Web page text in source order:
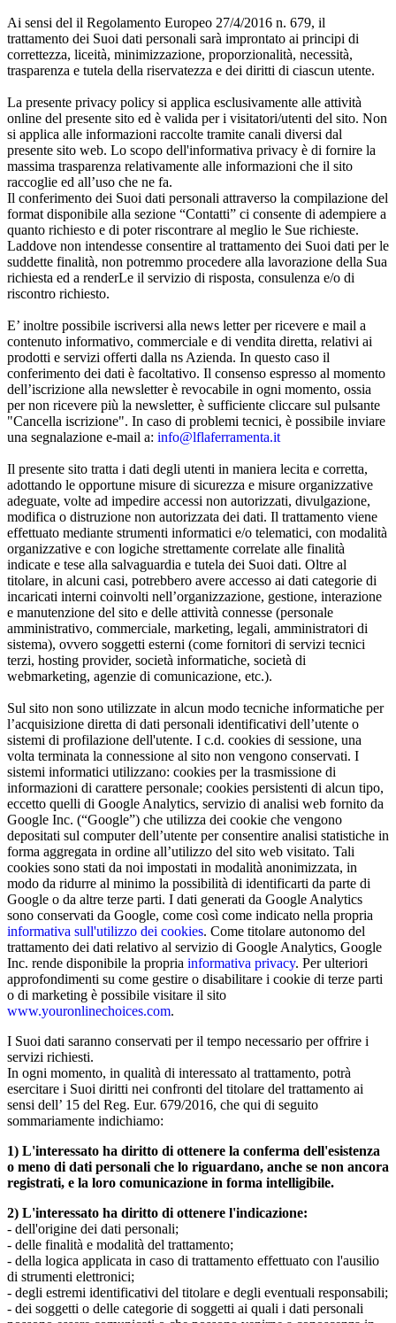
Ai sensi del il Regolamento Europeo 27/4/2016 n. 679, il
trattamento dei Suoi dati personali sarà improntato ai principi di
correttezza, liceità, minimizzazione, proporzionalità, necessità,
trasparenza e tutela della riservatezza e dei diritti di ciascun utente.
La presente privacy policy si applica esclusivamente alle attività
online del presente sito ed è valida per i visitatori/utenti del sito. Non
si applica alle informazioni raccolte tramite canali diversi dal
presente sito web. Lo scopo dell'informativa privacy è di fornire la
massima trasparenza relativamente alle informazioni che il sito
raccoglie ed all’uso che ne fa.
Il conferimento dei Suoi dati personali attraverso la compilazione del
format disponibile alla sezione “Contatti” ci consente di adempiere a
quanto richiesto e di poter riscontrare al meglio le Sue richieste.
Laddove non intendesse consentire al trattamento dei Suoi dati per le
suddette finalità, non potremmo procedere alla lavorazione della Sua
richiesta ed a renderLe il servizio di risposta, consulenza e/o di
riscontro richiesto.
E’ inoltre possibile iscriversi alla news letter per ricevere e mail a
contenuto informativo, commerciale e di vendita diretta, relativi ai
prodotti e servizi offerti dalla ns Azienda. In questo caso il
conferimento dei dati è facoltativo. Il consenso espresso al momento
dell’iscrizione alla newsletter è revocabile in ogni momento, ossia
per non ricevere più la newsletter, è sufficiente cliccare sul pulsante
"Cancella iscrizione". In caso di problemi tecnici, è possibile inviare
una segnalazione e-mail a: info@lflaferramenta.it
Il presente sito tratta i dati degli utenti in maniera lecita e corretta,
adottando le opportune misure di sicurezza e misure organizzative
adeguate, volte ad impedire accessi non autorizzati, divulgazione,
modifica o distruzione non autorizzata dei dati. Il trattamento viene
effettuato mediante strumenti informatici e/o telematici, con modalità
organizzative e con logiche strettamente correlate alle finalità
indicate e tese alla salvaguardia e tutela dei Suoi dati. Oltre al
titolare, in alcuni casi, potrebbero avere accesso ai dati categorie di
incaricati interni coinvolti nell’organizzazione, gestione, interazione
e manutenzione del sito e delle attività connesse (personale
amministrativo, commerciale, marketing, legali, amministratori di
sistema), ovvero soggetti esterni (come fornitori di servizi tecnici
terzi, hosting provider, società informatiche, società di
webmarketing, agenzie di comunicazione, etc.).
Sul sito non sono utilizzate in alcun modo tecniche informatiche per
l’acquisizione diretta di dati personali identificativi dell’utente o
sistemi di profilazione dell'utente. I c.d. cookies di sessione, una
volta terminata la connessione al sito non vengono conservati. I
sistemi informatici utilizzano: cookies per la trasmissione di
informazioni di carattere personale; cookies persistenti di alcun tipo,
eccetto quelli di Google Analytics, servizio di analisi web fornito da
Google Inc. (“Google”) che utilizza dei cookie che vengono
depositati sul computer dell’utente per consentire analisi statistiche in
forma aggregata in ordine all’utilizzo del sito web visitato. Tali
cookies sono stati da noi impostati in modalità anonimizzata, in
modo da ridurre al minimo la possibilità di identificarti da parte di
Google o da altre terze parti. I dati generati da Google Analytics
sono conservati da Google, come così come indicato nella propria
informativa sull'utilizzo dei cookies. Come titolare autonomo del
trattamento dei dati relativo al servizio di Google Analytics, Google
Inc. rende disponibile la propria informativa privacy. Per ulteriori
approfondimenti su come gestire o disabilitare i cookie di terze parti
o di marketing è possibile visitare il sito
www.youronlinechoices.com.
I Suoi dati saranno conservati per il tempo necessario per offrire i
servizi richiesti.
In ogni momento, in qualità di interessato al trattamento, potrà
esercitare i Suoi diritti nei confronti del titolare del trattamento ai
sensi dell’ 15 del Reg. Eur. 679/2016, che qui di seguito
sommariamente indichiamo:
1) L'interessato ha diritto di ottenere la conferma dell'esistenza
o meno di dati personali che lo riguardano, anche se non ancora
registrati, e la loro comunicazione in forma intelligibile.
2) L'interessato ha diritto di ottenere l'indicazione:
- dell'origine dei dati personali;
- delle finalità e modalità del trattamento;
- della logica applicata in caso di trattamento effettuato con l'ausilio
di strumenti elettronici;
- degli estremi identificativi del titolare e degli eventuali responsabili;
- dei soggetti o delle categorie di soggetti ai quali i dati personali